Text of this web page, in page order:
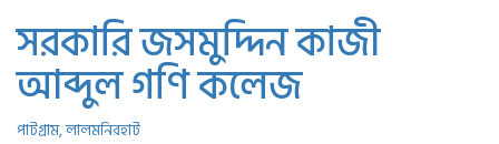
সরকারি জসমুদ্দিন কাজী
আব্দুল গণি কলেজ
পাটগ্রাম, লালমনিরহাট